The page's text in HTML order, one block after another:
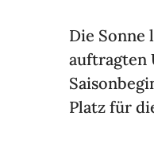
Die Sonne
auf­tragten
Platz für